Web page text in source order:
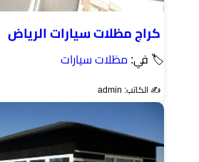
كراج مظلات سيارات الرياض
🏷 في: مظلات سيارات
✍️ الكاتب: admin